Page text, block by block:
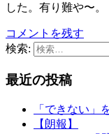
した。有り難や〜。
コメントを残す
検索:
最近の投稿
「できない」
【朗報】